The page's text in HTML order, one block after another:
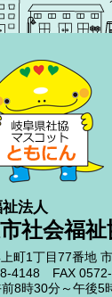
法人
社会福祉
町1丁目77番地
4148 FAX
8時30分～午後5